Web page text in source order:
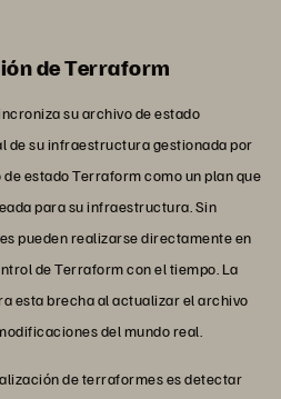
de Terraform
su archivo de estado
de su infraestructura gestionada por
estado Terraform como un plan que
para su infraestructura. Sin
pueden realizarse directamente en
de Terraform con el tiempo. La
esta brecha al actualizar el archivo
del mundo real.
de terraformes es detectar